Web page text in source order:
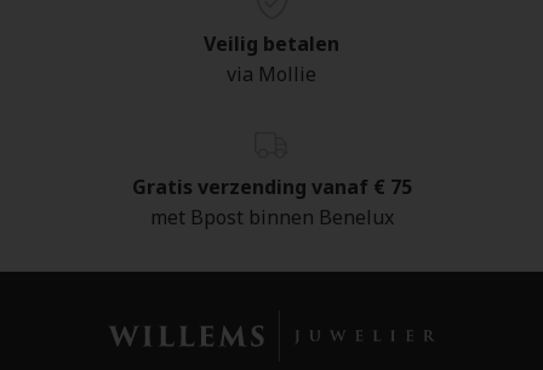
Veilig betalen
via Mollie
Gratis verzending vanaf € 75
met Bpost binnen Benelux